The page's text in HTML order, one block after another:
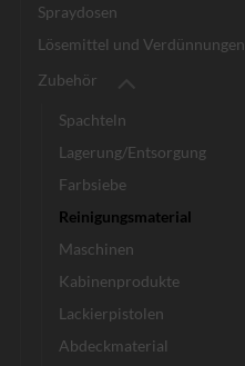
Spraydosen
Lösemittel und Verdünnungen
Zubehör
Spachteln
Lagerung/Entsorgung
Farbsiebe
Reinigungsmaterial
Maschinen
Kabinenprodukte
Lackierpistolen
Abdeckmaterial